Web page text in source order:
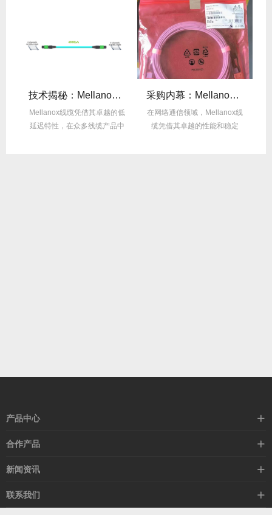
技术揭秘：Mellanox线缆低延迟背后的“信号优化”黑科技！
Mellanox线缆凭借其卓越的低
延迟特性，在众多线缆产品中
采购内幕：Mellanox线缆验真3步走，假货休想蒙混过关！
在网络通信领域，Mellanox线
缆凭借其卓越的性能和稳定
产品中心
高速线缆
以太网交换机
合作产品
希捷硬盘
新闻资讯
行业动态
技术视角
联系我们